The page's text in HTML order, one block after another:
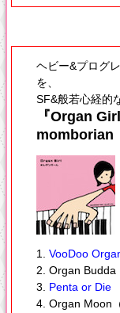
ヘビー&プログ
を、
SF&般若心経的
『Organ
momborian
1. VooDoo
2. Organ Budda
3. Penta or Die
4. Organ Moon